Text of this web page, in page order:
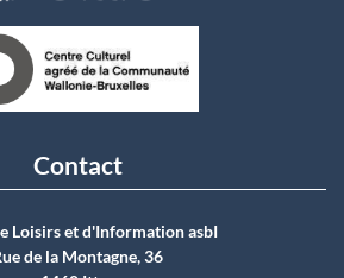
Contact
Loisirs et d'Information asbI
de la Montagne, 36